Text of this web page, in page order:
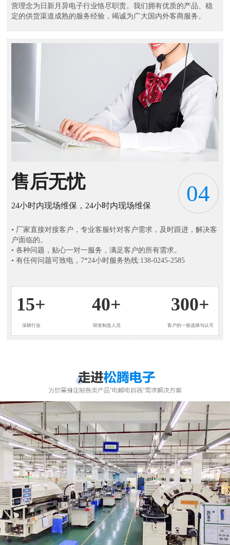
营理念为日新月异电子行业恪尽职责。我们拥有优质的产品、稳
定的供货渠道成熟的服务经验，竭诚为广大国内外客商服务。
售后无忧
24小时内现场维保，24小时内现场维保 04
• 厂家直接对接客户，专业客服针对客户需求，及时跟进，解决客
户面临的。
• 各种问题，贴心一对一服务，满足客户的所有需求。
• 有任何问题可致电，7*24小时服务热线:138-0245-2585
15+
深耕行业
40+
研发制造人员
300+
客户的一致选择与认可